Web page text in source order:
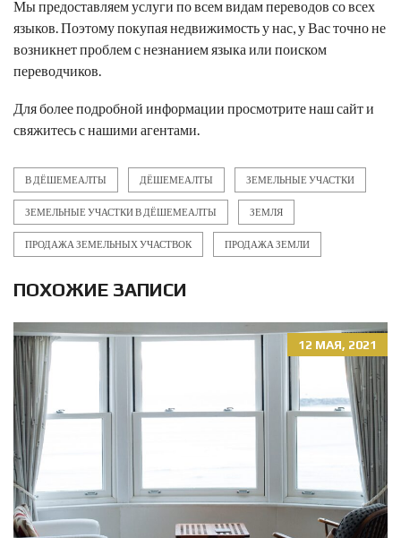
Мы предоставляем услуги по всем видам переводов со всех
языков. Поэтому покупая недвижимость у нас, у Вас точно не
возникнет проблем с незнанием языка или поиском
переводчиков.
Для более подробной информации просмотрите наш сайт и
свяжитесь с нашими агентами.
В ДЁШЕМЕАЛТЫ ДЁШЕМЕАЛТЫ ЗЕМЕЛЬНЫЕ УЧАСТКИ
ЗЕМЕЛЬНЫЕ УЧАСТКИ В ДЁШЕМЕАЛТЫ ЗЕМЛЯ
ПРОДАЖА ЗЕМЕЛЬНЫХ УЧАСТВОК ПРОДАЖА ЗЕМЛИ
ПОХОЖИЕ ЗАПИСИ
12 МАЯ, 2021